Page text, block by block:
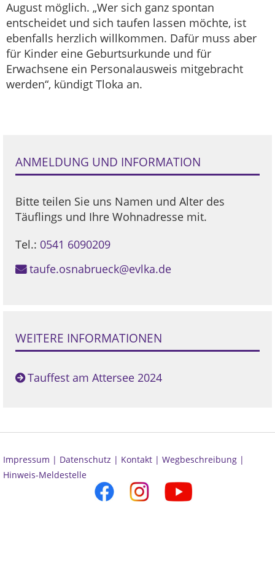
August möglich. „Wer sich ganz spontan
entscheidet und sich taufen lassen möchte, ist
ebenfalls herzlich willkommen. Dafür muss aber
für Kinder eine Geburtsurkunde und für
Erwachsene ein Personalausweis mitgebracht
werden“, kündigt Tloka an.
ANMELDUNG UND INFORMATION
Bitte teilen Sie uns Namen und Alter des
Täuflings und Ihre Wohnadresse mit.
Tel.: 0541 6090209
taufe.osnabrueck@evlka.de
WEITERE INFORMATIONEN
Tauffest am Attersee 2024
Impressum | Datenschutz | Kontakt | Wegbeschreibung |
Hinweis-Meldestelle